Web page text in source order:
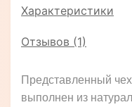
Характеристики
Отзывов (1)
Представленный
выполнен из